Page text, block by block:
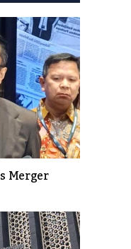
Merger